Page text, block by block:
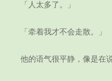
「人太多了。」
「牵着我才不会走散。」
他的语气很平静，像是在说